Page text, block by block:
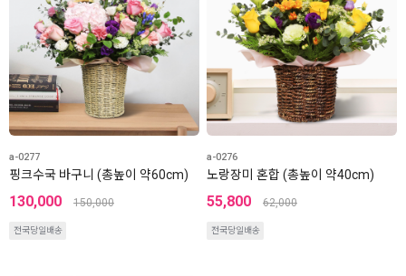
a-0277
핑크수국 바구니 (총높이 약60cm)
130,000 150,000
전국당일배송
a-0276
노랑장미 혼합 (총높이 약40cm)
55,800 62,000
전국당일배송